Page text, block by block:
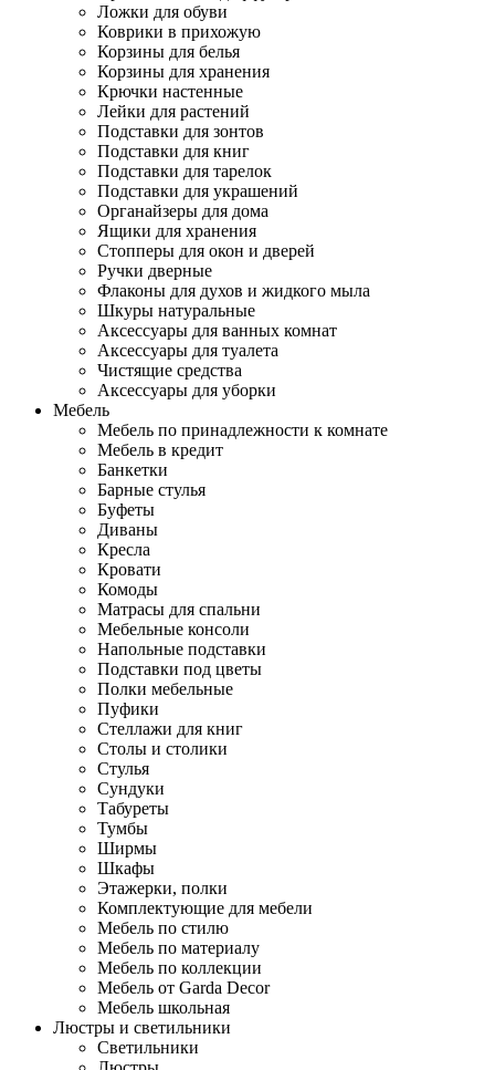
Ложки для обуви
Коврики в прихожую
Корзины для белья
Корзины для хранения
Крючки настенные
Лейки для растений
Подставки для зонтов
Подставки для книг
Подставки для тарелок
Подставки для украшений
Органайзеры для дома
Ящики для хранения
Стопперы для окон и дверей
Ручки дверные
Флаконы для духов и жидкого мыла
Шкуры натуральные
Аксессуары для ванных комнат
Аксессуары для туалета
Чистящие средства
Аксессуары для уборки
Мебель
Мебель по принадлежности к комнате
Мебель в кредит
Банкетки
Барные стулья
Буфеты
Диваны
Кресла
Кровати
Комоды
Матрасы для спальни
Мебельные консоли
Напольные подставки
Подставки под цветы
Полки мебельные
Пуфики
Стеллажи для книг
Столы и столики
Стулья
Сундуки
Табуреты
Тумбы
Ширмы
Шкафы
Этажерки, полки
Комплектующие для мебели
Мебель по стилю
Мебель по материалу
Мебель по коллекции
Мебель от Garda Decor
Мебель школьная
Люстры и светильники
Светильники